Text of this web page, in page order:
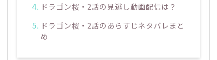
ドラゴン桜・2話の見逃し動画配信は？
ドラゴン桜・2話のあらすじネタバレまと
め